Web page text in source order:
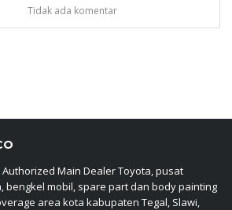
Tidak ada komentar
Main Dealer Toyota, pusat
bengkel mobil, spare part dan body painting
area kota kabupaten Tegal, Slawi,